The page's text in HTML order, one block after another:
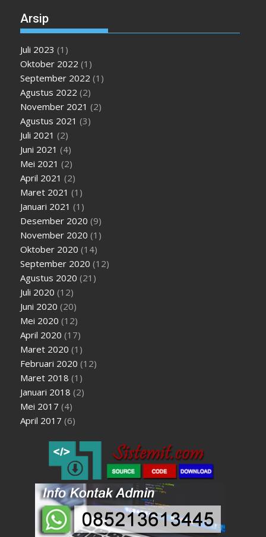
Arsip
Juli 2023 (1)
Oktober 2022 (1)
September 2022 (1)
Agustus 2022 (2)
November 2021 (2)
Agustus 2021 (3)
Juli 2021 (2)
Juni 2021 (4)
Mei 2021 (2)
April 2021 (2)
Maret 2021 (1)
Januari 2021 (1)
Desember 2020 (9)
November 2020 (1)
Oktober 2020 (14)
September 2020 (12)
Agustus 2020 (21)
Juli 2020 (12)
Juni 2020 (20)
Mei 2020 (12)
April 2020 (17)
Maret 2020 (1)
Februari 2020 (12)
Maret 2018 (1)
Januari 2018 (2)
Mei 2017 (4)
April 2017 (6)